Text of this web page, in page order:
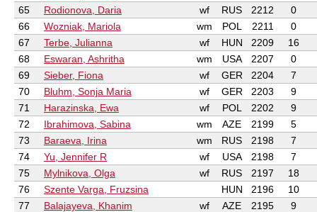
65
Rodionova, Daria wf RUS 2212
0
66
Wozniak, Mariola wm POL 2211
0
67
Terbe, Julianna wf HUN 2209
16
68
Eswaran, Ashritha wm USA 2207
0
69
Sieber, Fiona wf GER 2204
7
70
Bluhm, Sonja Maria wf GER 2203
9
71
Harazinska, Ewa wf POL 2202
9
72
Ibrahimova, Sabina wm AZE 2199
5
73
Baraeva, Irina wm RUS 2198
7
74
Yu, Jennifer R wf USA 2198
7
75
Mylnikova, Olga wf RUS 2197
18
76
Szente Varga, Fruzsina HUN 2196
10
77
Balajayeva, Khanim wf AZE 2195
9